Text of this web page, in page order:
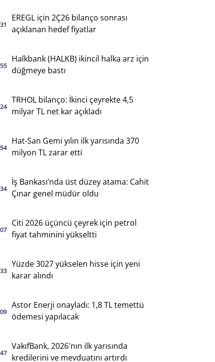
EREGL için 2Ç26 bilanço sonrası
açıklanan hedef fiyatlar
Halkbank (HALKB) ikincil halka arz için
düğmeye bastı
TRHOL bilanço: İkinci çeyrekte 4,5
milyar TL net kar açıkladı
Hat-San Gemi yılın ilk yarısında 370
milyon TL zarar etti
İş Bankası’nda üst düzey atama: Cahit
Çınar genel müdür oldu
Citi 2026 üçüncü çeyrek için petrol
fiyat tahminini yükseltti
Yüzde 3027 yükselen hisse için yeni
karar alındı
Astor Enerji onayladı: 1,8 TL temettü
ödemesi yapılacak
VakıfBank, 2026'nın ilk yarısında
kredilerini ve mevduatını artırdı